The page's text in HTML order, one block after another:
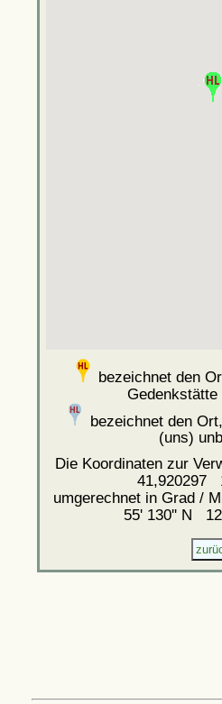
bezeichnet den
Gedenkstätte
bezeichnet den
(uns)
Die Koordinaten zur
41,920297
umgerechnet in Grad /
55' 130'' N